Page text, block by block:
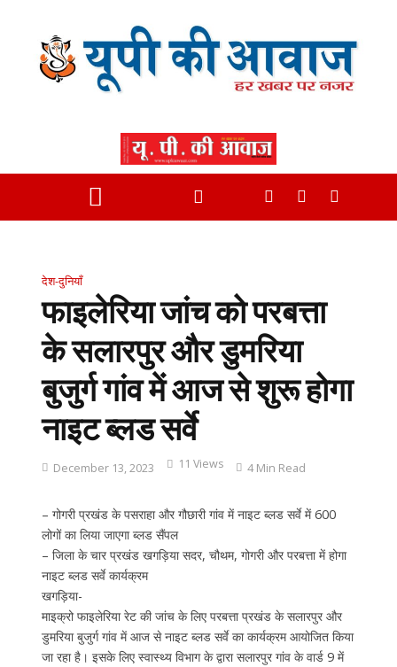
देश-दुनियाँ
फाइलेरिया जांच को परबत्ता
के सलारपुर और डुमरिया
बुजुर्ग गांव में आज से शुरू होगा
नाइट ब्लड सर्वे
December 13, 2023 11 Views 4 Min Read
– गोगरी प्रखंड के पसराहा और गौछारी गांव में नाइट ब्लड सर्वे में 600
लोगों का लिया जाएगा ब्लड सैंपल
– जिला के चार प्रखंड खगड़िया सदर, चौथम, गोगरी और परबत्ता में होगा
नाइट ब्लड सर्वे कार्यक्रम
खगड़िया-
माइक्रो फाइलेरिया रेट की जांच के लिए परबत्ता प्रखंड के सलारपुर और
डुमरिया बुजुर्ग गांव में आज से नाइट ब्लड सर्वे का कार्यक्रम आयोजित किया
जा रहा है। इसके लिए स्वास्थ्य विभाग के द्वारा सलारपुर गांव के वार्ड 9 में